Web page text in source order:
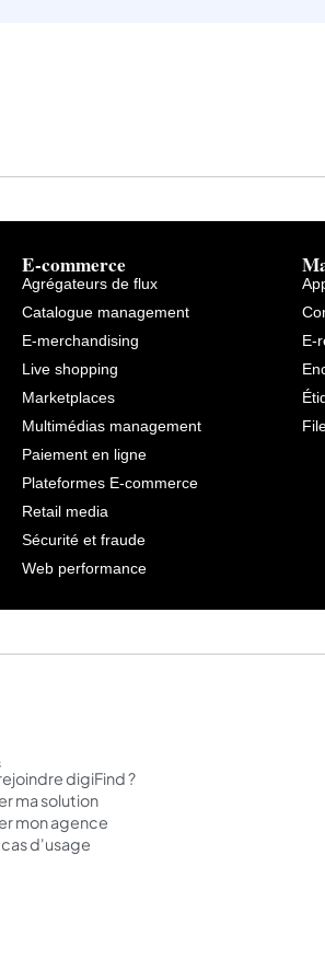
E-commerce
Agrégateurs de flux
Catalogue management
E-merchandising
Live shopping
Marketplaces
Multimédias management
Paiement en ligne
Plateformes E-commerce
Retail media
Sécurité et fraude
Web performance
E-
digiFind ?
ma solution
mon agence
cas d'usage